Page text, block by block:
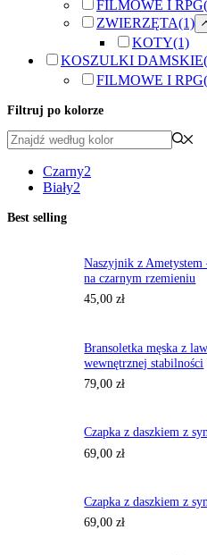
FILMOWE I RPG
ZWIERZĘTA(1)
KOTY(1)
KOSZULKI DAMSKIE
FILMOWE I RPG
Filtruj po kolorze
Czarny2
Biały2
Best selling
Naszyjnik z
na czarnym rzemieniu
45,00zł
Bransoletka męska z
wewnętrznej stabilności
79,00zł
Czapka z daszkiem z
69,00zł
Czapka z daszkiem z
69,00zł